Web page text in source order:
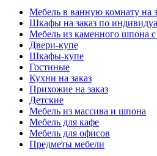
Мебель в ванную комнату на
Шкафы на заказ по
Мебель из каменного шпона с
Двери-купе
Шкафы-купе
Гостиные
Кухни на заказ
Прихожие на заказ
Детские
Мебель из массива и шпона
Мебель для кафе
Мебель для офисов
Предметы мебели